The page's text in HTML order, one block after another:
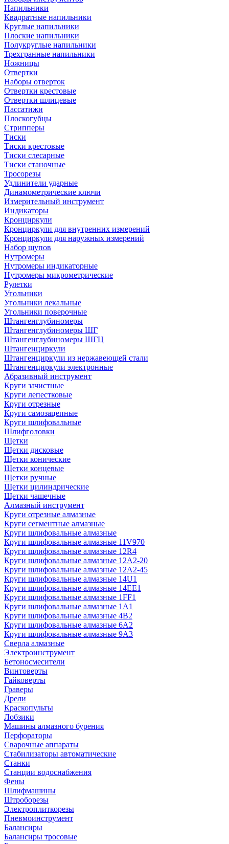
Напильники
Квадратные напильники
Круглые напильники
Плоские напильники
Полукруглые напильники
Трехгранные напильники
Ножницы
Отвертки
Наборы отверток
Отвертки крестовые
Отвертки шлицевые
Пассатижи
Плоскогубцы
Стрипперы
Тиски
Тиски крестовые
Тиски слесарные
Тиски станочные
Тросорезы
Удлинители ударные
Динамометрические ключи
Измерительный инструмент
Индикаторы
Кронциркули
Кронциркули для внутренних измерений
Кронциркули для наружных измерений
Набор щупов
Нутромеры
Нутромеры индикаторные
Нутромеры микрометрические
Рулетки
Угольники
Угольники лекальные
Угольники поверочные
Штангенглубиномеры
Штангенглубиномеры ШГ
Штангенглубиномеры ШГЦ
Штангенциркули
Штангенциркули из нержавеющей стали
Штангенциркули электронные
Абразивный инструмент
Круги зачистные
Круги лепестковые
Круги отрезные
Круги самозацепные
Круги шлифовальные
Шлифголовки
Щетки
Щетки дисковые
Щетки конические
Щетки концевые
Щетки ручные
Щетки цилиндрические
Щетки чашечные
Алмазный инструмент
Круги отрезные алмазные
Круги сегментные алмазные
Круги шлифовальные алмазные
Круги шлифовальные алмазные 11V970
Круги шлифовальные алмазные 12R4
Круги шлифовальные алмазные 12А2-20
Круги шлифовальные алмазные 12А2-45
Круги шлифовальные алмазные 14U1
Круги шлифовальные алмазные 14ЕЕ1
Круги шлифовальные алмазные 1FF1
Круги шлифовальные алмазные 1А1
Круги шлифовальные алмазные 4В2
Круги шлифовальные алмазные 6A2
Круги шлифовальные алмазные 9А3
Сверла алмазные
Электроинструмент
Бетоносмесители
Винтоверты
Гайковерты
Граверы
Дрели
Краскопульты
Лобзики
Машины алмазного бурения
Перфораторы
Сварочные аппараты
Стабилизаторы автоматические
Станки
Станции водоснабжения
Фены
Шлифмашины
Штроборезы
Электроплиткорезы
Пневмоинструмент
Балансиры
Балансиры тросовые